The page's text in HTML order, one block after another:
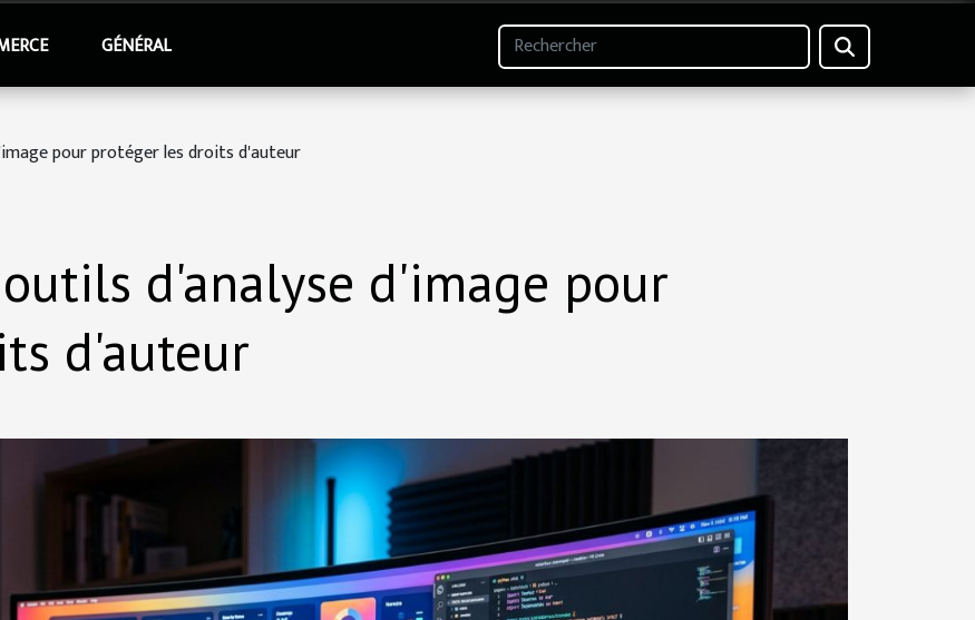
GÉNÉRAL
pour protéger les droits d'auteur
d'analyse d'image pour
d'auteur